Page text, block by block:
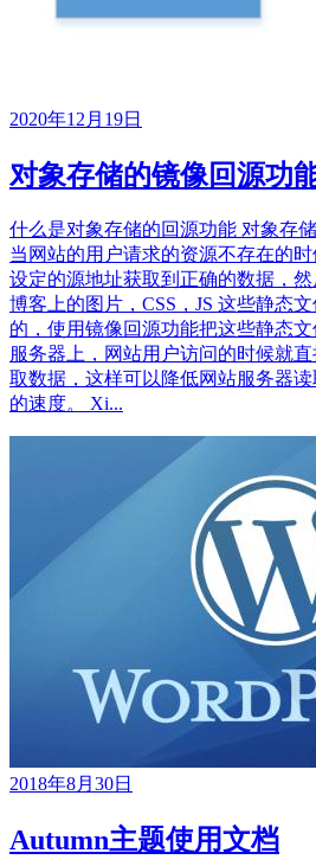
2020年12月19日
对象存储的镜像回源功
什么是对象存储的回源功能 对象存
当网站的用户请求的资源不存在的
设定的源地址获取到正确的数据，然
博客上的图片，CSS，JS 这些静态
的，使用镜像回源功能把这些静态
服务器上，网站用户访问的时候就
取数据，这样可以降低网站服务器
的速度。 Xi...
2018年8月30日
Autumn主题使用文档